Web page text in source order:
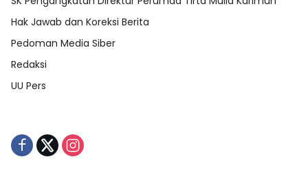
Hak Jawab dan Koreksi Berita
Pedoman Media Siber
Redaksi
UU Pers